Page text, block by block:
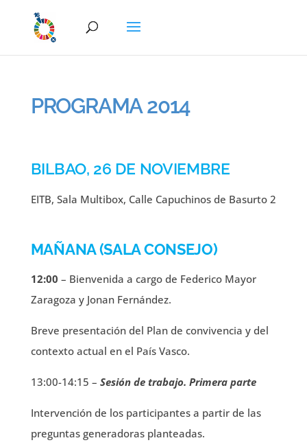
PROGRAMA 2014
BILBAO, 26 DE NOVIEMBRE
EITB, Sala Multibox, Calle Capuchinos de Basurto 2
MAÑANA (SALA CONSEJO)
12:00 – Bienvenida a cargo de Federico Mayor
Zaragoza y Jonan Fernández.
Breve presentación del Plan de convivencia y del
contexto actual en el País Vasco.
13:00-14:15 – Sesión de trabajo. Primera parte
Intervención de los participantes a partir de las
preguntas generadoras planteadas.